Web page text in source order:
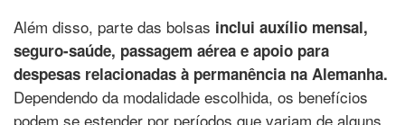
Além disso, parte das bolsas inclui auxílio mensal,
seguro-saúde, passagem aérea e apoio para
despesas relacionadas à permanência na Alemanha.
Dependendo da modalidade escolhida, os benefícios
podem se estender por períodos que variam de alguns